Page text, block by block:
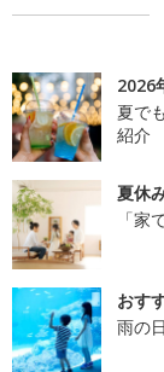
2026
夏で
紹介
夏休
「家
おす
雨の